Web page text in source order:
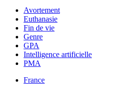
Avortement
Euthanasie
Fin de vie
Genre
GPA
Intelligence artificielle
PMA
France